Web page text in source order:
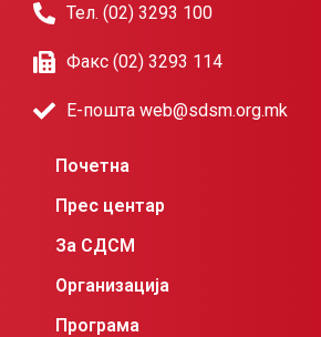
Тел. (02) 3293 100
Факс (02) 3293 114
Е-пошта web@sdsm.org.mk
Почетна
Прес центар
За СДСМ
Организација
Програма